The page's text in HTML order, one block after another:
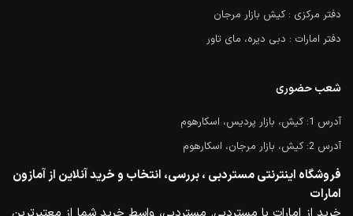
دفتر مرکزی : کیش بازار مرجان
دفتر امارات : دبی دیره، مای تاور
شعب حضوری
آدرس 1: کیش، بازار پردیس، اسکارهوم
آدرس 2: کیش، بازار مرجان، اسکارهوم
فروشگاه اینترنتی مستردبی ، بررسی، انتخاب و خرید آنلاین از آمازون
امارات